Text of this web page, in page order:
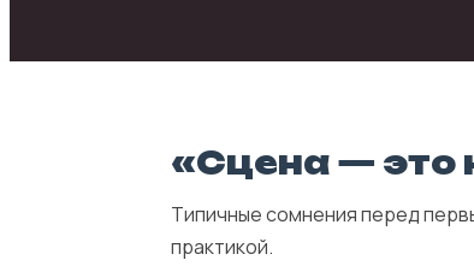
«Сцена — это
Типичные сомнения перед
практикой.